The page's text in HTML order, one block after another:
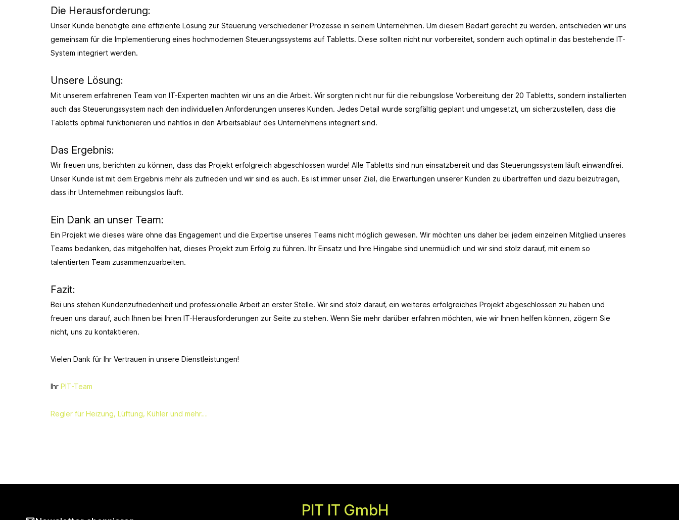
Die Herausforderung:
Unser Kunde benötigte eine effiziente Lösung zur Steuerung verschiedener Prozesse in seinem Unternehmen. Um diesem Bedarf gerecht zu werden, entschieden wir uns
gemeinsam für die Implementierung eines hochmodernen Steuerungssystems auf Tabletts. Diese sollten nicht nur vorbereitet, sondern auch optimal in das bestehende IT-
System integriert werden.
Unsere Lösung:
Mit unserem erfahrenen Team von IT-Experten machten wir uns an die Arbeit. Wir sorgten nicht nur für die reibungslose Vorbereitung der 20 Tabletts, sondern installierten
auch das Steuerungssystem nach den individuellen Anforderungen unseres Kunden. Jedes Detail wurde sorgfältig geplant und umgesetzt, um sicherzustellen, dass die
Tabletts optimal funktionieren und nahtlos in den Arbeitsablauf des Unternehmens integriert sind.
Das Ergebnis:
Wir freuen uns, berichten zu können, dass das Projekt erfolgreich abgeschlossen wurde! Alle Tabletts sind nun einsatzbereit und das Steuerungssystem läuft einwandfrei.
Unser Kunde ist mit dem Ergebnis mehr als zufrieden und wir sind es auch. Es ist immer unser Ziel, die Erwartungen unserer Kunden zu übertreffen und dazu beizutragen,
dass ihr Unternehmen reibungslos läuft.
Ein Dank an unser Team:
Ein Projekt wie dieses wäre ohne das Engagement und die Expertise unseres Teams nicht möglich gewesen. Wir möchten uns daher bei jedem einzelnen Mitglied unseres
Teams bedanken, das mitgeholfen hat, dieses Projekt zum Erfolg zu führen. Ihr Einsatz und Ihre Hingabe sind unermüdlich und wir sind stolz darauf, mit einem so
talentierten Team zusammenzuarbeiten.
Fazit:
Bei uns stehen Kundenzufriedenheit und professionelle Arbeit an erster Stelle. Wir sind stolz darauf, ein weiteres erfolgreiches Projekt abgeschlossen zu haben und
freuen uns darauf, auch Ihnen bei Ihren IT-Herausforderungen zur Seite zu stehen. Wenn Sie mehr darüber erfahren möchten, wie wir Ihnen helfen können, zögern Sie
nicht, uns zu kontaktieren.
Vielen Dank für Ihr Vertrauen in unsere Dienstleistungen!
Ihr PIT-Team
Regler für Heizung, Lüftung, Kühler und mehr…
PIT IT GmbH